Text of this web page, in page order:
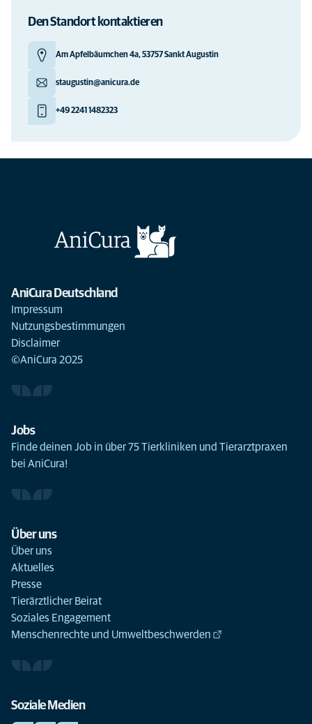
Den Standort kontaktieren
Am Apfelbäumchen 4a, 53757 Sankt Augustin
staugustin@anicura.de
+49 2241 1482323
AniCura Deutschland
Impressum
Nutzungsbestimmungen
Disclaimer
©AniCura 2025
Jobs
Finde deinen Job in über 75 Tierkliniken und Tierarztpraxen
bei AniCura!
Über uns
Über uns
Aktuelles
Presse
Tierärztlicher Beirat
Soziales Engagement
Menschenrechte und Umweltbeschwerden
Soziale Medien